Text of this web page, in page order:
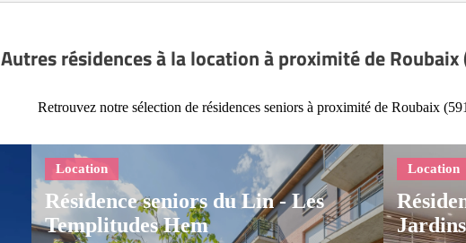
Autres résidences à la location à proximité de Roubaix
Retrouvez notre sélection de résidences seniors à proximité de Roubaix
Résidence seniors du Lin - Les
Templitudes Hem
Jardins